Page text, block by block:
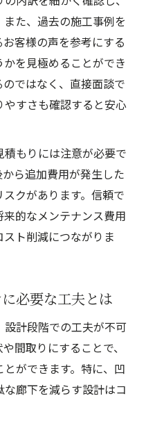
た、過去の施工事例を
客様の声を参考にする
を見極めることができ
ではなく、直接面談で
すさも確認すると安心
もりには注意が必要で
ら追加費用が発生した
クがあります。信頼で
的なメンテナンス費用
ト削減につながりま
必要な工夫とは
計段階での工夫が不可
間取りにすることで、
ができます。特に、凹
廊下を減らす設計はコ